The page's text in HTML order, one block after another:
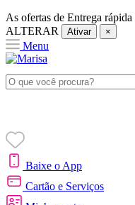
As ofertas de Entrega rápida
ALTERAR
Ativar ×
Menu
Baixe o App
Cartão e Serviços